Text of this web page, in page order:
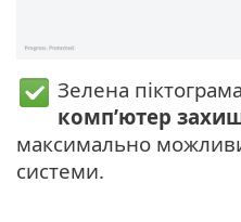
Зелена піктограма
комп’ютер
максимально
системи.